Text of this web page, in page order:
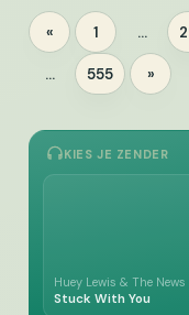
« Pagina
1 …
… Pagina
555 »
KIES JE ZENDER
Huey Lewis & The News
Stuck With You